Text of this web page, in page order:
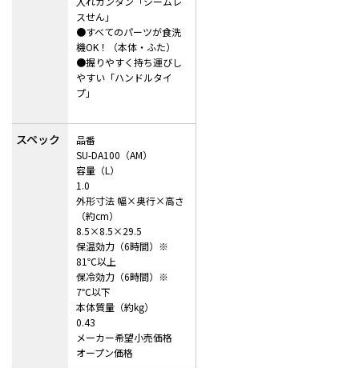
スペック
スせん」
●すべてのパーツが食洗
機OK！（本体・ふた）
●握りやすく持ち運びし
やすい「ハンドルタイ
プ」
品番
SU-DA100（AM）
容量（L）
1.0
外形寸法 幅×奥行×高さ
（約cm）
8.5×8.5×29.5
保温効力（6時間）※
81℃以上
保冷効力（6時間）※
7℃以下
本体質量（約kg）
0.43
メーカー希望小売価格
オープン価格